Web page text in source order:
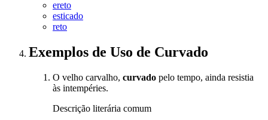
ereto
esticado
reto
Exemplos de Uso de Curvado
O velho carvalho, curvado pelo tempo, ainda resistia
às intempéries.
Descrição literária comum